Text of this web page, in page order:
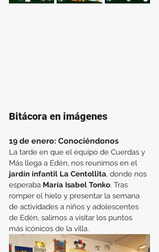
Bitácora en imágenes
19 de enero: Conociéndonos
La tarde en que el equipo de Cuerdas y
Más llega a Edén, nos reunimos en el
jardín infantil La Centollita, donde nos
esperaba María Isabel Tonko. Tras
romper el hielo y presentar la semana
de actividades a niños y adolescentes
de Edén, salimos a visitar los puntos
más icónicos de la villa.